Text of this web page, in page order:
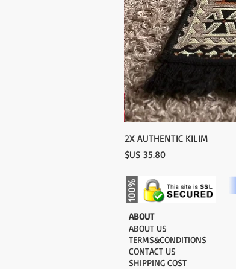
2X AUTHENTIC KILIM
السعر
​ABOUT
ABOUT US
TERMS&CONDITIONS
CONTACT US
SHIPPING COST